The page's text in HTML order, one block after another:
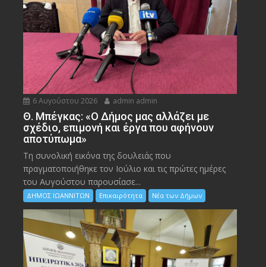
6 Αυγούστου 2026 admin admin
Θ. Μπέγκας: «Ο Δήμος μας αλλάζει με
σχέδιο, επιμονή και έργα που αφήνουν
αποτύπωμα»
Τη συνολική εικόνα της δουλειάς που
πραγματοποιήθηκε τον Ιούλιο και τις πρώτες ημέρες
του Αυγούστου παρουσίασε...
ΔΗΜΟΣ ΙΩΑΝΝΙΤΩΝ Επικαιρότητα Νέα των Δήμων